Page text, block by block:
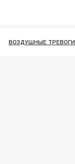
ВОЗДУШНЫЕ ТРЕВОГИ